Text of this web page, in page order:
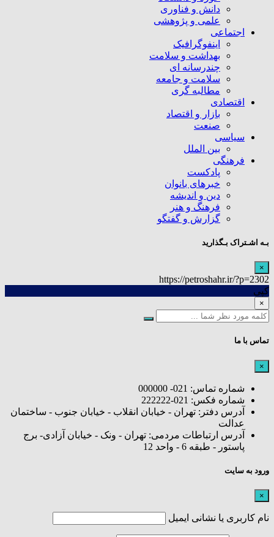
دانش و فناوری
علمی و پژوهشی
اجتماعی
اینفوگرافیک
بهداشت و سلامت
چندرسانه ای
سلامت و جامعه
مطالبه گری
اقتصادی
بازار و اقتصاد
صنعت
سیاسی
بین الملل
فرهنگی
پادکست
خبرهای بانوان
دین و اندیشه
فرهنگ و هنر
گزارش و گفتگو
بـه اشـتراک بـگذارید
×
https://petroshahr.ir/?p=2302
کپی
×
تماس با ما
×
شماره تماس: 021- 000000
شماره فکس: 021-222222
آدرس دفتر: تهران - خیابان انقلاب - خیابان جنوب - ساختمان
عدالت
آدرس ارتباطات مردمی: تهران - ونک - خیابان آزادی- برج
پاستور - طبقه 6 - واحد 12
ورود به سایت
×
نام کاربری یا نشانی ایمیل